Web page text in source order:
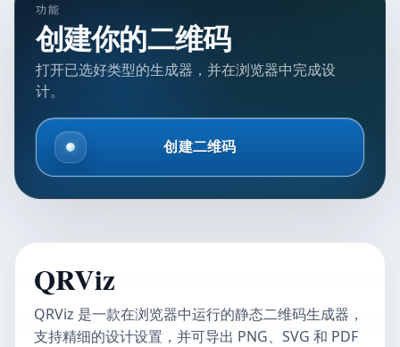
功能
创建你的二维码
打开已选好类型的生成器，并在浏览器中完成设
计。
创建二维码
QRViz
QRViz 是一款在浏览器中运行的静态二维码生成器，
支持精细的设计设置，并可导出 PNG、SVG 和 PDF